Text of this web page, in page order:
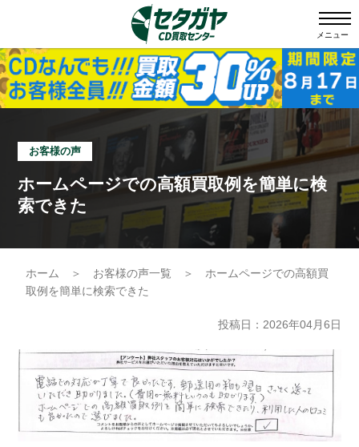
メニュー
お客様の声
ホームページでの高額買取例を簡単に検
索できた
ホーム ＞ お客様の声一覧 ＞
ホームページでの高額買
取例を簡単に検索できた
投稿日：2026年04月6日